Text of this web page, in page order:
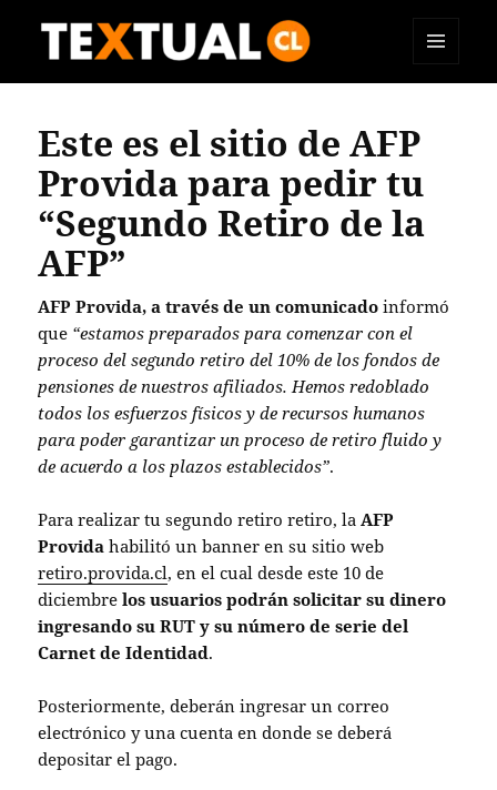
Este es el sitio de AFP
Provida para pedir tu
“Segundo Retiro de la
AFP”
AFP Provida, a través de un comunicado informó
que “estamos preparados para comenzar con el
proceso del segundo retiro del 10% de los fondos de
pensiones de nuestros afiliados. Hemos redoblado
todos los esfuerzos físicos y de recursos humanos
para poder garantizar un proceso de retiro fluido y
de acuerdo a los plazos establecidos”.
Para realizar tu segundo retiro retiro, laAFP
Provida habilitó un banner en su sitio web
retiro.provida.cl, en el cual desde este 10 de
diciembrelos usuarios podrán solicitar su dinero
ingresando su RUT y su número de serie del
Carnet de Identidad.
Posteriormente, deberán ingresar un correo
electrónico y una cuenta en donde se deberá
depositar el pago.